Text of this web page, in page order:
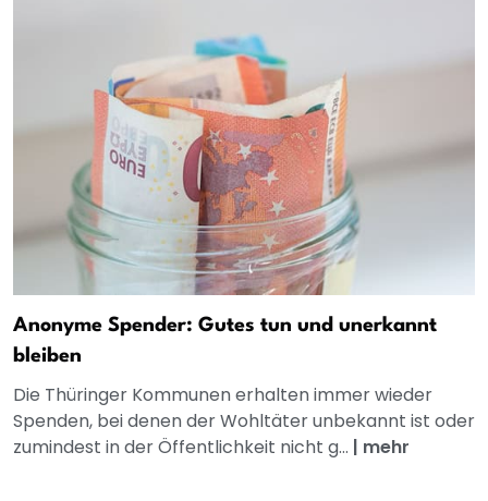
Anonyme Spender: Gutes tun und unerkannt
bleiben
Die Thüringer Kommunen erhalten immer wieder
Spenden, bei denen der Wohltäter unbekannt ist oder
zumindest in der Öffentlichkeit nicht g... | mehr